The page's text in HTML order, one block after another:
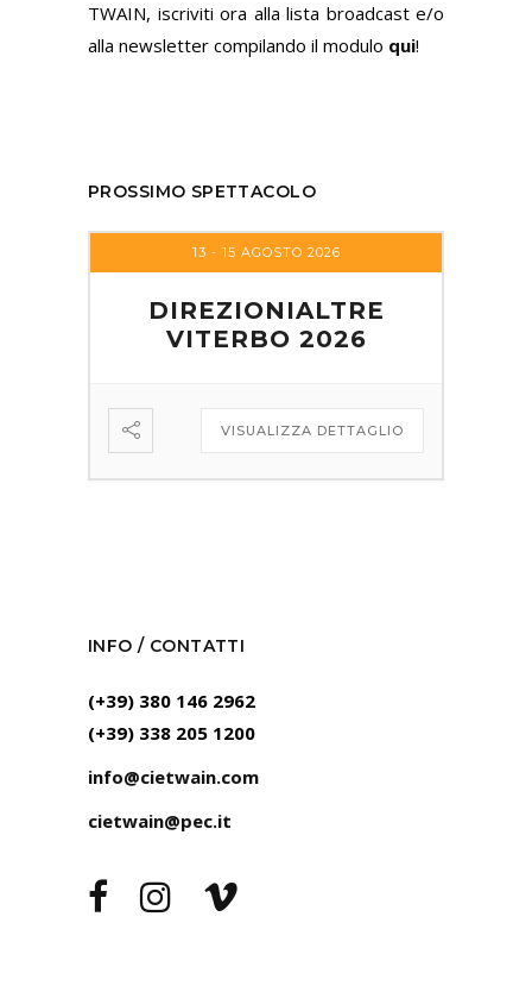
TWAIN, iscriviti ora alla lista broadcast e/o
alla newsletter compilando il modulo qui!
PROSSIMO SPETTACOLO
13 - 15 AGOSTO 2026
DIREZIONIALTRE
VITERBO 2026
VISUALIZZA DETTAGLIO
INFO / CONTATTI
(+39) 380 146 2962
(+39) 338 205 1200
info@cietwain.com
cietwain@pec.it